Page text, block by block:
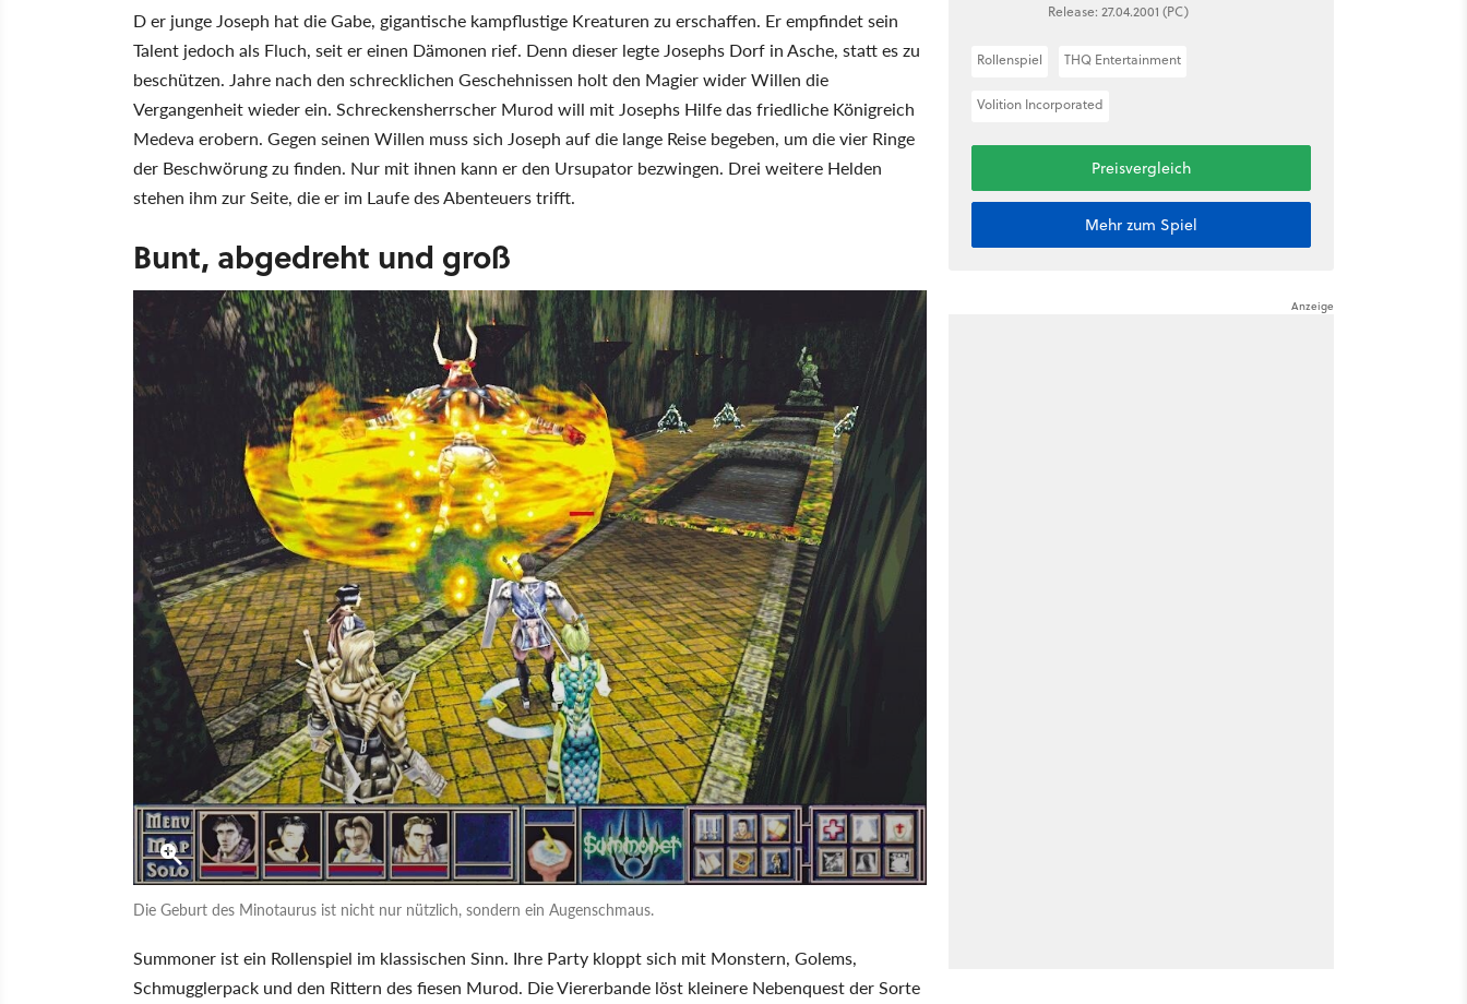
D er junge Joseph hat die Gabe, gigantische kampflustige Kreaturen zu erschaffen. Er empfindet sein
Talent jedoch als Fluch, seit er einen Dämonen rief. Denn dieser legte Josephs Dorf in Asche, statt es zu
beschützen. Jahre nach den schrecklichen Geschehnissen holt den Magier wider Willen die
Vergangenheit wieder ein. Schreckensherrscher Murod will mit Josephs Hilfe das friedliche Königreich
Medeva erobern. Gegen seinen Willen muss sich Joseph auf die lange Reise begeben, um die vier Ringe
der Beschwörung zu finden. Nur mit ihnen kann er den Ursupator bezwingen. Drei weitere Helden
stehen ihm zur Seite, die er im Laufe des Abenteuers trifft.
Bunt, abgedreht und groß
Die Geburt des Minotaurus ist nicht nur nützlich, sondern ein Augenschmaus.
Summoner ist ein Rollenspiel im klassischen Sinn. Ihre Party kloppt sich mit Monstern, Golems,
Schmugglerpack und den Rittern des fiesen Murod. Die Viererbande löst kleinere Nebenquest der Sorte
Release: 27.04.2001 (PC)
Rollenspiel THQ Entertainment
Volition Incorporated
Preisvergleich
Mehr zum Spiel